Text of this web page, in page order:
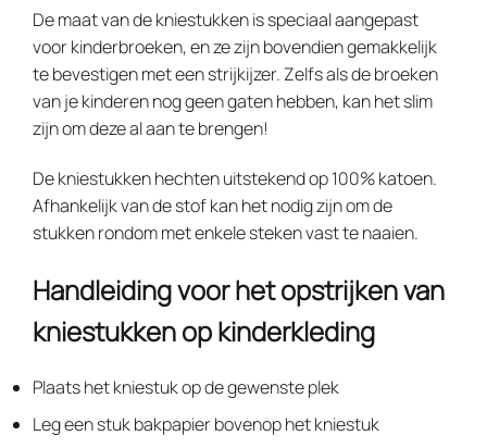
De maat van de kniestukken is speciaal aangepast
voor kinderbroeken, en ze zijn bovendien gemakkelijk
te bevestigen met een strijkijzer. Zelfs als de broeken
van je kinderen nog geen gaten hebben, kan het slim
zijn om deze al aan te brengen!
De kniestukken hechten uitstekend op 100% katoen.
Afhankelijk van de stof kan het nodig zijn om de
stukken rondom met enkele steken vast te naaien.
Handleiding voor het opstrijken van
kniestukken op kinderkleding
Plaats het kniestuk op de gewenste plek
Leg een stuk bakpapier bovenop het kniestuk